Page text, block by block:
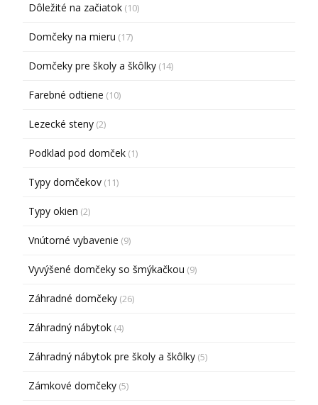
Dôležité na začiatok (10)
Domčeky na mieru (17)
Domčeky pre školy a škôlky (14)
Farebné odtiene (10)
Lezecké steny (2)
Podklad pod domček (1)
Typy domčekov (11)
Typy okien (2)
Vnútorné vybavenie (9)
Vyvýšené domčeky so šmýkačkou (9)
Záhradné domčeky (26)
Záhradný nábytok (4)
Záhradný nábytok pre školy a škôlky (5)
Zámkové domčeky (5)